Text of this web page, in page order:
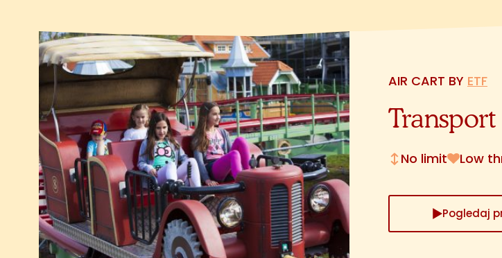
AIR CART BY ETF
Transport
No limit Low
Pogledaj